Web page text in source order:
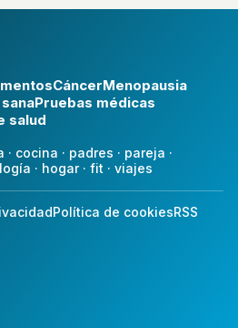
CáncerMenopausia
Pruebas médicas
salud
· cocina · padres · pareja ·
· hogar· fit · viajes
Política de cookiesRSS